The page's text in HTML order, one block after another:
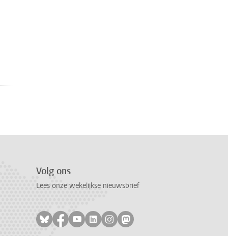
Volg ons
Lees onze wekelijkse nieuwsbrief
Volg ons op bluesky
Volg ons op facebook
Volg ons op youtube
Volg ons op linkedin
Volg ons op instagram
Volg ons op mastodon